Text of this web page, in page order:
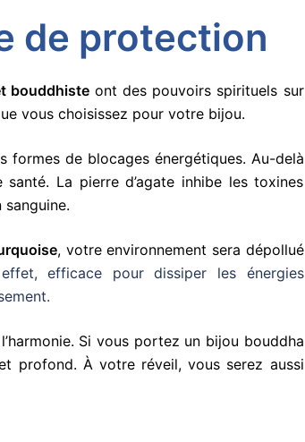
de protection
bouddhisteont des pouvoirs spirituels sur
vous choisissez pour votre bijou.
formes de blocages énergétiques. Au-delà
La pierre d’agate inhibe les toxines
, votre environnement sera dépollué
efficace pour dissiper les énergies
Si vous portez un bijou bouddha
profond. À votre réveil, vous serez aussi